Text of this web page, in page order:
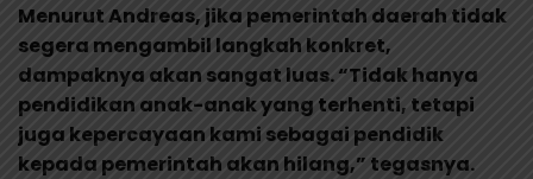
Menurut Andreas, jika pemerintah daerah tidak
segera mengambil langkah konkret,
dampaknya akan sangat luas. “Tidak hanya
pendidikan anak-anak yang terhenti, tetapi
juga kepercayaan kami sebagai pendidik
kepada pemerintah akan hilang,” tegasnya.